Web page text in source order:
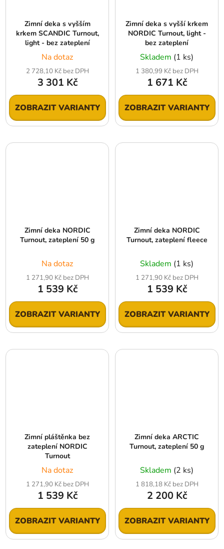
Zimní deka s vyšším
krkem SCANDIC Turnout,
light - bez zateplení
Na dotaz
2 728,10 Kč bez DPH
3 301 Kč
ZOBRAZIT VARIANTY
Zimní deka s vyšší krkem
NORDIC Turnout, light -
bez zateplení
Skladem (1 ks)
1 380,99 Kč bez DPH
1 671 Kč
ZOBRAZIT VARIANTY
Zimní deka NORDIC
Turnout, zateplení 50 g
Na dotaz
1 271,90 Kč bez DPH
1 539 Kč
ZOBRAZIT VARIANTY
Zimní deka NORDIC
Turnout, zateplení fleece
Skladem (1 ks)
1 271,90 Kč bez DPH
1 539 Kč
ZOBRAZIT VARIANTY
Zimní pláštěnka bez
zateplení NORDIC
Turnout
Na dotaz
1 271,90 Kč bez DPH
1 539 Kč
ZOBRAZIT VARIANTY
Zimní deka ARCTIC
Turnout, zateplení 50 g
Skladem (2 ks)
1 818,18 Kč bez DPH
2 200 Kč
ZOBRAZIT VARIANTY